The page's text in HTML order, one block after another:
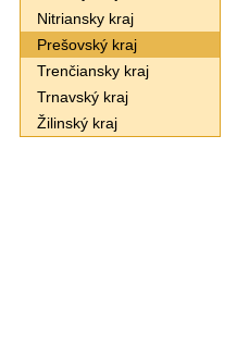
Nitriansky kraj
Prešovský kraj
Trenčiansky kraj
Trnavský kraj
Žilinský kraj